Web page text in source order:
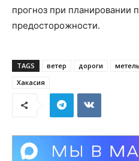
прогноз при планировании
предосторожности.
TAGS ветер дороги метель
Хакасия